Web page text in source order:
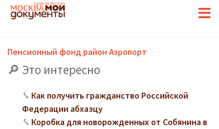
Пенсионный фонд район Аэропорт
Это интересно
Как получить гражданство Российской
Федерации абхазцу
Коробка для новорожденных от Собянина в